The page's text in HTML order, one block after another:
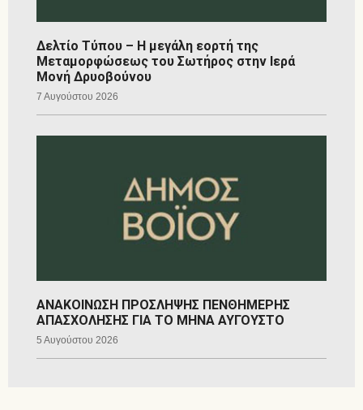
Δελτίο Τύπου – Η μεγάλη εορτή της
Μεταμορφώσεως του Σωτήρος στην Ιερά
Μονή Δρυοβούνου
7 Αυγούστου 2026
ΑΝΑΚΟΙΝΩΣΗ ΠΡΟΣΛΗΨΗΣ ΠΕΝΘΗΜΕΡΗΣ
ΑΠΑΣΧΟΛΗΣΗΣ ΓΙΑ ΤΟ ΜΗΝΑ ΑΥΓΟΥΣΤΟ
5 Αυγούστου 2026